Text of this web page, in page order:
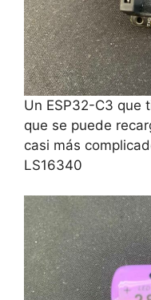
Un ESP32-C3 que
que se puede
casi más
LS16340